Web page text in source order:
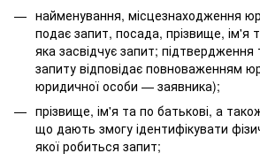
найменування, місцезнаходження
подає запит, посада, прізвище, ім'я
яка засвідчує запит; підтвердження
запиту відповідає повноваженням
юридичної особи — заявника);
прізвище, ім'я та по батькові, а
що дають змогу ідентифікувати
якої робиться запит;